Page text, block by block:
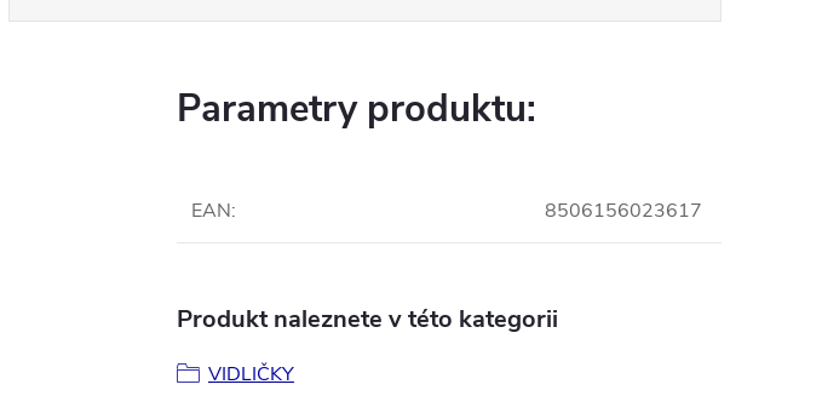
Parametry produktu:
EAN: 8506156023617
Produkt naleznete v této kategorii
VIDLIČKY